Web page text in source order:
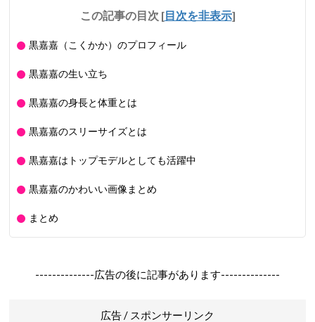
この記事の目次 [目次を非表示]
黒嘉嘉（こくかか）のプロフィール
黒嘉嘉の生い立ち
黒嘉嘉の身長と体重とは
黒嘉嘉のスリーサイズとは
黒嘉嘉はトップモデルとしても活躍中
黒嘉嘉のかわいい画像まとめ
まとめ
--------------広告の後に記事があります--------------
広告 / スポンサーリンク